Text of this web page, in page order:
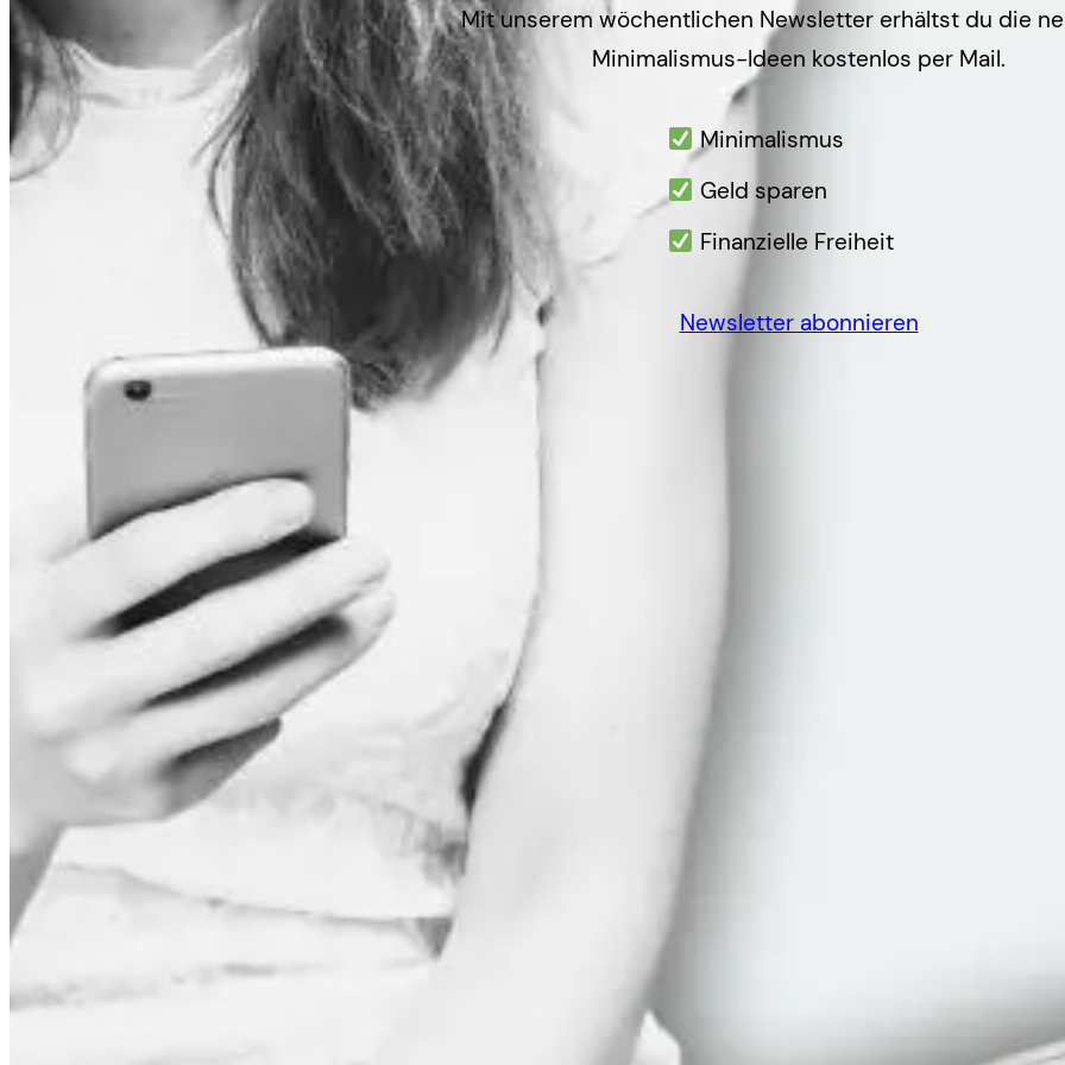
Mit unserem wöchentlichen Newsletter erhältst du die
Minimalismus-Ideen kostenlos per Mail.
Minimalismus
Geld sparen
Finanzielle Freiheit
Newsletter abonnieren